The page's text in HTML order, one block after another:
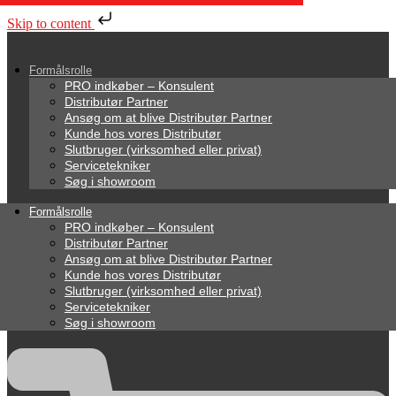
Skip to content
Formålsrolle
PRO indkøber – Konsulent
Distributør Partner
Ansøg om at blive Distributør Partner
Kunde hos vores Distributør
Slutbruger (virksomhed eller privat)
Servicetekniker
Søg i showroom
Formålsrolle
PRO indkøber – Konsulent
Distributør Partner
Ansøg om at blive Distributør Partner
Kunde hos vores Distributør
Slutbruger (virksomhed eller privat)
Servicetekniker
Søg i showroom